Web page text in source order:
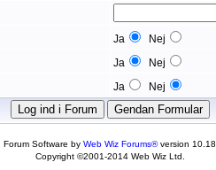
Ja
Nej
Ja
Nej
Ja Nej
Forum Software by Web Wiz Forums®version 10.18
Copyright ©2001-2014 Web Wiz Ltd.